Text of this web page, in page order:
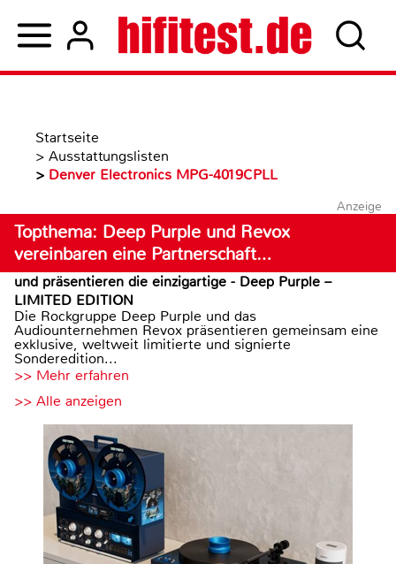
Startseite
> Ausstattungslisten
> Denver Electronics MPG-4019CPLL
Anzeige
Topthema: Deep Purple und Revox
vereinbaren eine Partnerschaft…
und präsentieren die einzigartige - Deep Purple –
LIMITED EDITION
Die Rockgruppe Deep Purple und das
Audiounternehmen Revox präsentieren gemeinsam eine
exklusive, weltweit limitierte und signierte
Sonderedition...
>> Mehr erfahren
>> Alle anzeigen